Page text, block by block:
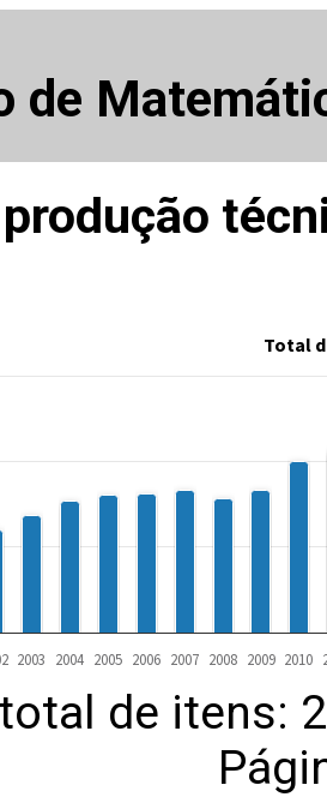
de
Total
2003 2004 2005 2006 2007 2008 2009 2010
de itens: